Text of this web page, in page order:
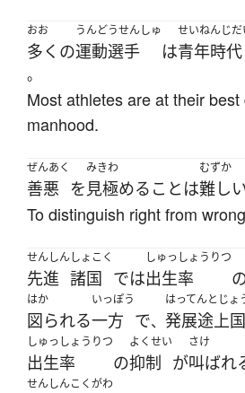
おお
多く の
うんどうせんしゅ
運動選手 は
せいねんじだ
青年時代
。
Most athletes are at their
manhood.
ぜんあく
善悪 を
みきわ
見極める ことは
むずか
難し
To distinguish right from
せんしん
先進
しょこく
諸国 では
しゅっしょうりつ
出生率
はか
図られる
いっぽう
一方 で、
はってんとじょ
発展途上国
しゅっしょうりつ
出生率 の
よくせい
抑制 が
さけ
叫ばれ
せんしんこくがわ